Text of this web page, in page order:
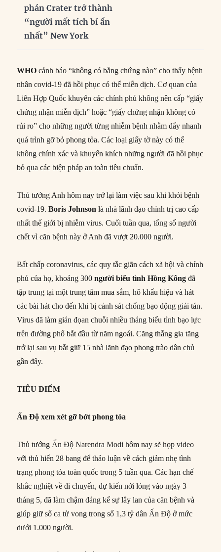
phán Crater trở thành
“người mất tích bí ẩn
nhất” New York
WHO cảnh báo “không có bằng chứng nào” cho thấy bệnh
nhân covid-19 đã hồi phục có thể miễn dịch. Cơ quan của
Liên Hợp Quốc khuyên các chính phủ không nên cấp “giấy
chứng nhận miễn dịch” hoặc “giấy chứng nhận không có
rủi ro” cho những người từng nhiễm bệnh nhằm đẩy nhanh
quá trình gỡ bỏ phong tỏa. Các loại giấy tờ này có thể
không chính xác và khuyến khích những người đã hồi phục
bỏ qua các biện pháp an toàn tiêu chuẩn.
Thủ tướng Anh hôm nay trở lại làm việc sau khi khỏi bệnh
covid-19.Boris Johnson là nhà lãnh đạo chính trị cao cấp
nhất thế giới bị nhiễm virus. Cuối tuần qua, tổng số người
chết vì căn bệnh này ở Anh đã vượt 20.000 người.
Bất chấp coronavirus, các quy tắc giãn cách xã hội và chính
phủ của họ, khoảng 300người biểu tình Hồng Kông đã
tập trung tại một trung tâm mua sắm, hô khẩu hiệu và hát
các bài hát cho đến khi bị cảnh sát chống bạo động giải tán.
Virus đã làm gián đọan chuỗi nhiều tháng biểu tình bạo lực
trên đường phố bắt đầu từ năm ngoái. Căng thẳng gia tăng
trở lại sau vụ bắt giữ 15 nhà lãnh đạo phong trào dân chủ
gần đây.
TIÊU ĐIỂM
Ấn Độ xem xét gỡ bớt phong tỏa
Thủ tướng Ấn Độ Narendra Modi hôm nay sẽ họp video
với thủ hiến 28 bang để thảo luận về cách giảm nhẹ tình
trạng phong tỏa toàn quốc trong 5 tuần qua. Các hạn chế
khắc nghiệt về di chuyển, dự kiến nới lỏng vào ngày 3
tháng 5, đã làm chậm đáng kể sự lây lan của căn bệnh và
giúp giữ số ca tử vong trong số 1,3 tỷ dân Ấn Độ ở mức
dưới 1.000 người.